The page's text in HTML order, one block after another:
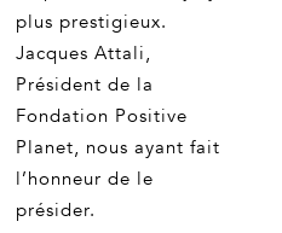
plus prestigieux.
Jacques Attali,
Président de la
Fondation Positive
Planet, nous ayant fait
l’honneur de le
présider.